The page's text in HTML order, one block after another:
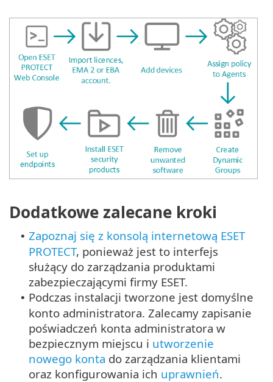
Dodatkowe zalecane kroki
• Zapoznaj się z konsolą internetową ESET
PROTECT, ponieważ jest to interfejs
służący do zarządzania produktami
zabezpieczającymi firmy ESET.
• Podczas instalacji tworzone jest domyślne
konto administratora. Zalecamy zapisanie
poświadczeń konta administratora w
bezpiecznym miejscu i utworzenie
nowego konta do zarządzania klientami
oraz konfigurowania ich uprawnień.